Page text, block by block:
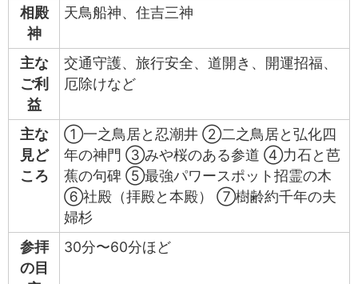
相殿
神
天鳥船神、住吉三神
主な
ご利
益
交通守護、旅行安全、道開き、開運招福、
厄除けなど
主な
見ど
ころ
①一之鳥居と忍潮井 ②二之鳥居と弘化四
年の神門 ③みや桜のある参道 ④力石と芭
蕉の句碑 ⑤最強パワースポット招霊の木
⑥社殿（拝殿と本殿） ⑦樹齢約千年の夫
婦杉
参拝
の目
30分〜60分ほど